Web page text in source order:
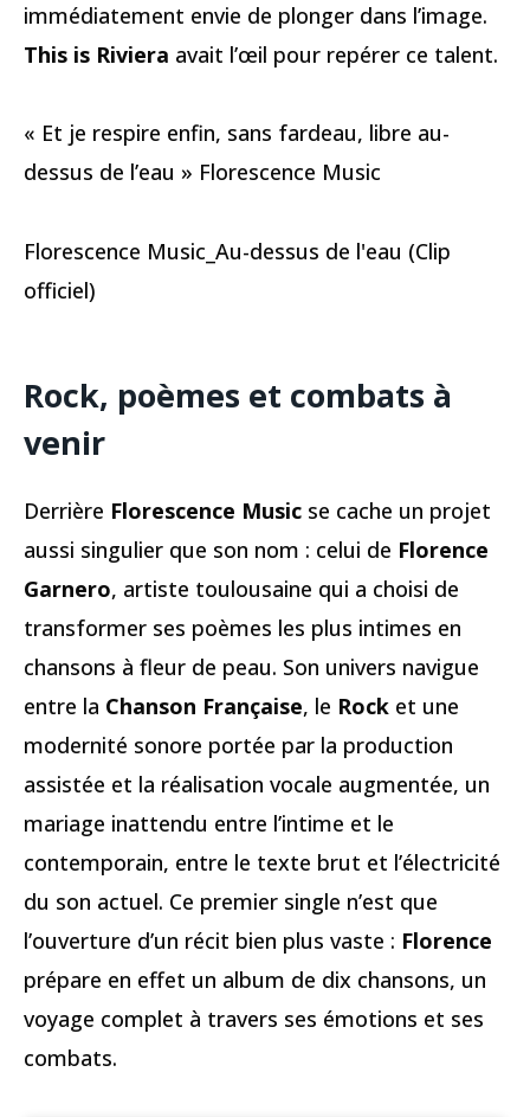
immédiatement envie de plonger dans l’image.
This is Riviera avait l’œil pour repérer ce talent.
« Et je respire enfin, sans fardeau, libre au-
dessus de l’eau » Florescence Music
Florescence Music_Au-dessus de l'eau (Clip
officiel)
Rock, poèmes et combats à
venir
Derrière Florescence Music se cache un projet
aussi singulier que son nom : celui de Florence
Garnero, artiste toulousaine qui a choisi de
transformer ses poèmes les plus intimes en
chansons à fleur de peau. Son univers navigue
entre la Chanson Française, le Rock et une
modernité sonore portée par la production
assistée et la réalisation vocale augmentée, un
mariage inattendu entre l’intime et le
contemporain, entre le texte brut et l’électricité
du son actuel. Ce premier single n’est que
l’ouverture d’un récit bien plus vaste : Florence
prépare en effet un album de dix chansons, un
voyage complet à travers ses émotions et ses
combats.